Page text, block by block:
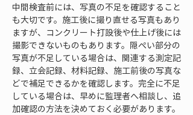
中間検査前には、写真の不足を確認すること
も大切です。施工後に撮り直せる写真もあり
ますが、コンクリート打設後や仕上げ後には
撮影できないものもあります。隠ぺい部分の
写真が不足している場合は、関連する測定記
録、立会記録、材料記録、施工前後の写真な
どで補足できるかを確認します。完全に不足
している場合は、早めに監理者へ相談し、追
加確認の方法を決めておく必要があります。